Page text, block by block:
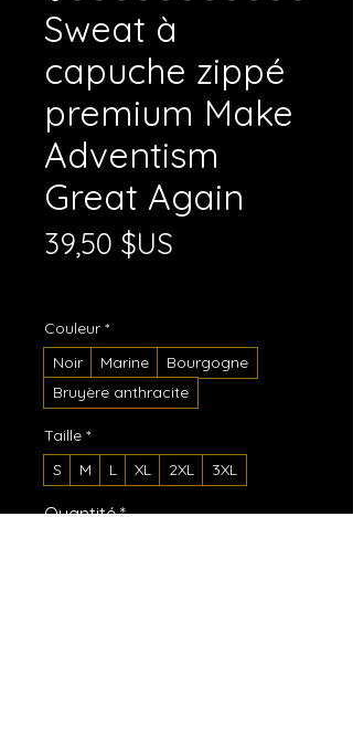
Sweat à
capuche zippé
premium Make
Adventism
Great Again
39,50 $US
Couleur *
Noir
Marine
Bourgogne
Bruyère anthracite
Taille *
S
M L XL 2XL 3XL
Quantité *